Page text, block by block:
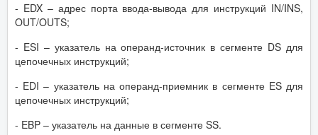
- EDX – адрес порта ввода-вывода для инструкций IN/INS,
OUT/OUTS;
- ESI – указатель на операнд-источник в сегменте DS для
цепочечных инструкций;
- EDI – указатель на операнд-приемник в сегменте ES для
цепочечных инструкций;
- EBP – указатель на данные в сегменте SS.